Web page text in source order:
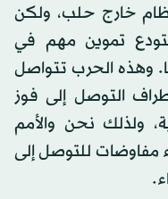
خارج حلب، ولكن
تموين مهم في
وهذه الحرب تتواصل
التوصل إلى فوز
ولذلك نحن والأمم
مفاوضات للتوصل إلى